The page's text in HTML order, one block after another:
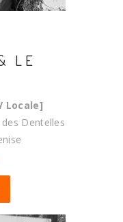
LE
Locale]
Dentelles